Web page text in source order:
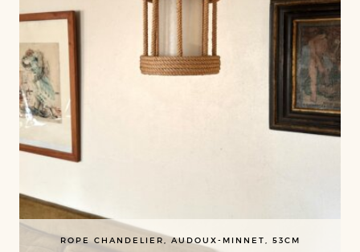
ROPE CHANDELIER, AUDOUX-MINNET, 53CM